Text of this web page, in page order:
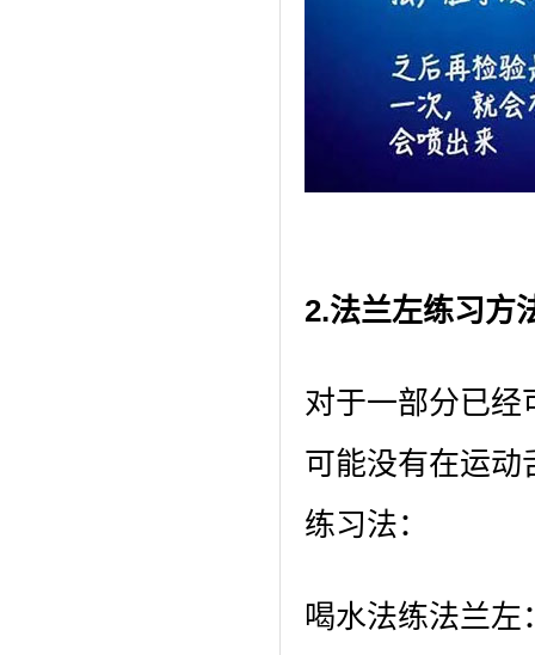
2.法兰左练习方
对于一部分已经
可能没有在运动
练习法：
喝水法练法兰